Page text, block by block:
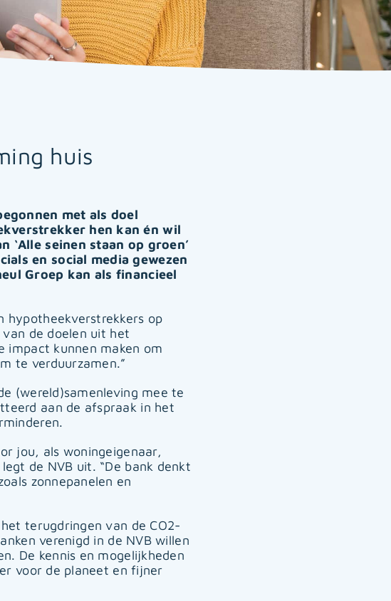
huis
met als doel
hen kan én wil
‘Alle seinen staan op groen’
en social media gewezen
Groep kan als financieel
hypotheekverstrekkers op
de doelen uit het
impact kunnen maken om
te verduurzamen.”
(wereld)samenleving mee te
aan de afspraak in het
jou, als woningeigenaar,
de NVB uit. “De bank denkt
zonnepanelen en
terugdringen van de CO2-
verenigd in de NVB willen
De kennis en mogelijkheden
voor de planeet en fijner